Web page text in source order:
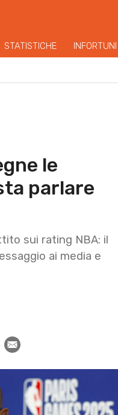
STATISTICHE INFORTUNI
le
parlare
sui rating NBA: il
ai media e